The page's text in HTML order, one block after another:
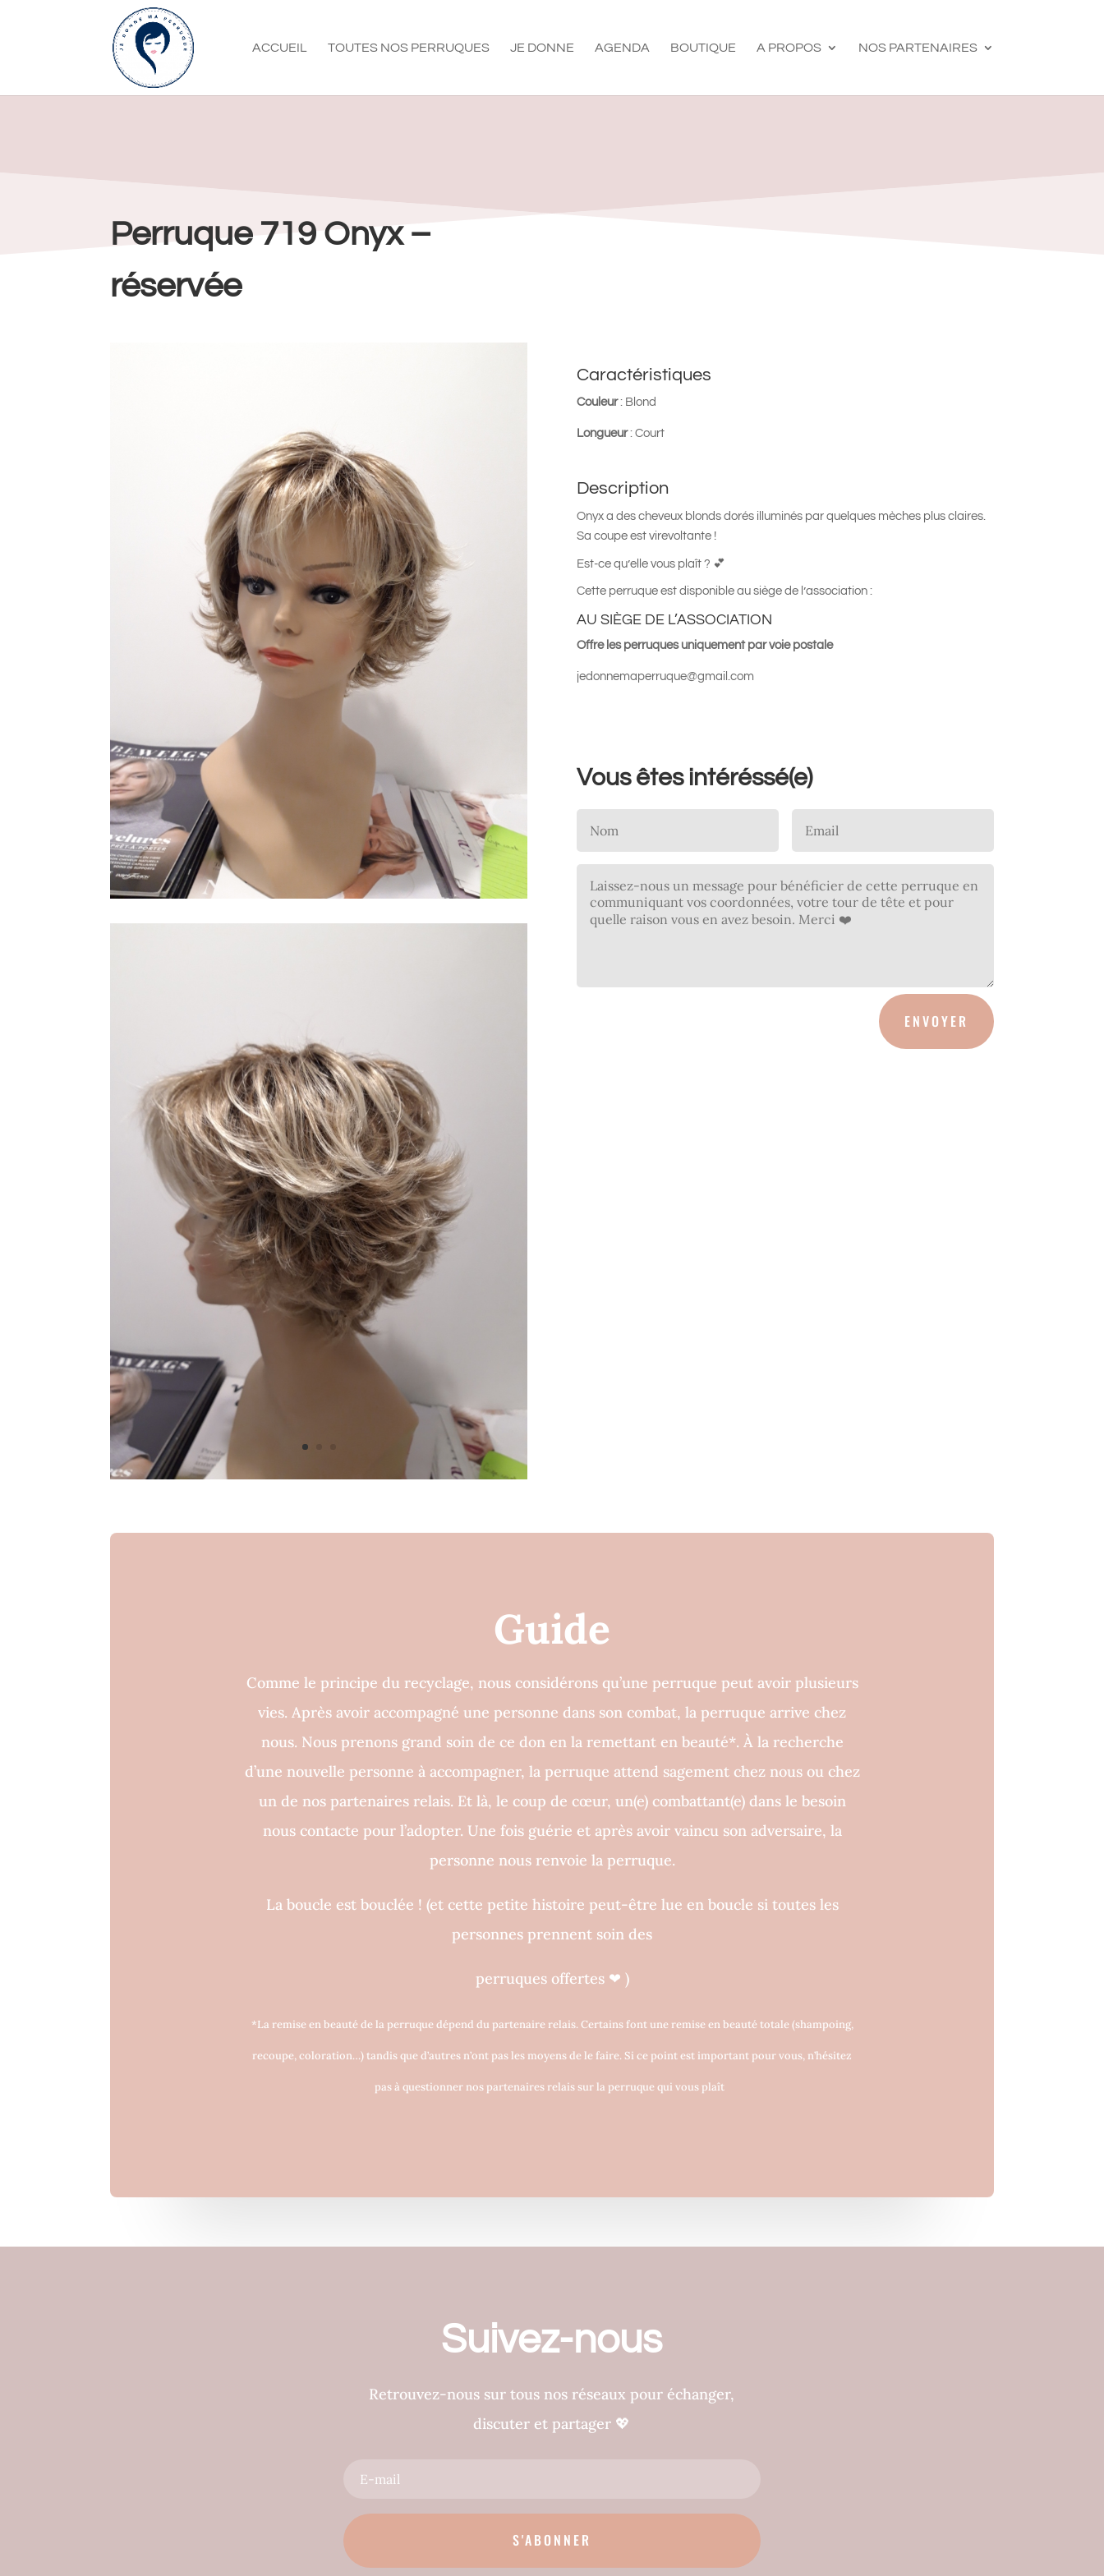
ACCUEIL TOUTES NOS PERRUQUES JE DONNE AGENDA BOUTIQUE A PROPOS NOS PARTENAIRES
Perruque 719 Onyx –
réservée
Caractéristiques
Couleur: Blond
Longueur: Court
Description
Onyx a des cheveux blonds dorés illuminés par quelques mèches plus claires.
Sa coupe est virevoltante !
Est-ce qu’elle vous plaît ? 💕
Cette perruque est disponible au siège de l’association :
AU SIÈGE DE L’ASSOCIATION
Offre les perruques uniquement par voie postale
jedonnemaperruque@gmail.com
Vous êtes intéréssé(e)
ENVOYER
Guide
Comme le principe du recyclage, nous considérons qu’une perruque peut avoir plusieurs
vies. Après avoir accompagné une personne dans son combat, la perruque arrive chez
nous. Nous prenons grand soin de ce don en la remettant en beauté*. À la recherche
d’une nouvelle personne à accompagner, la perruque attend sagement chez nous ou chez
un de nos partenaires relais. Et là, le coup de cœur, un(e) combattant(e) dans le besoin
nous contacte pour l’adopter. Une fois guérie et après avoir vaincu son adversaire, la
personne nous renvoie la perruque.
La boucle est bouclée ! (et cette petite histoire peut-être lue en boucle si toutes les
personnes prennent soin des
perruques offertes ❤ )
*La remise en beauté de la perruque dépend du partenaire relais. Certains font une remise en beauté totale (shampoing,
recoupe, coloration…) tandis que d’autres n’ont pas les moyens de le faire. Si ce point est important pour vous, n’hésitez
pas à questionner nos partenaires relais sur la perruque qui vous plaît
Suivez-nous
Retrouvez-nous sur tous nos réseaux pour échanger,
discuter et partager 💖
S'ABONNER